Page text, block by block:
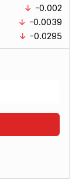
-0.002
-0.0039
-0.0295